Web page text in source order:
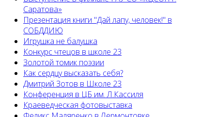
Саратова»
Презентация книги "Дай лапу, человек!" в
СОБДДИЮ
Игрушка не балушка
Конкурс чтецов в школе 23
Золотой томик поэзии
Как сердцу высказать себя?
Дмитрий Зотов в Школе 23
Конференция в ЦБ им. Л.Кассиля
Краеведческая фотовыставка